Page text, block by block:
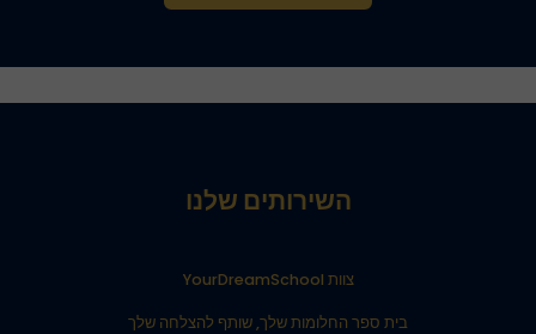
השירותים שלנו
צוות YourDreamSchool
בית ספר החלומות שלך, שותף להצלחה שלך